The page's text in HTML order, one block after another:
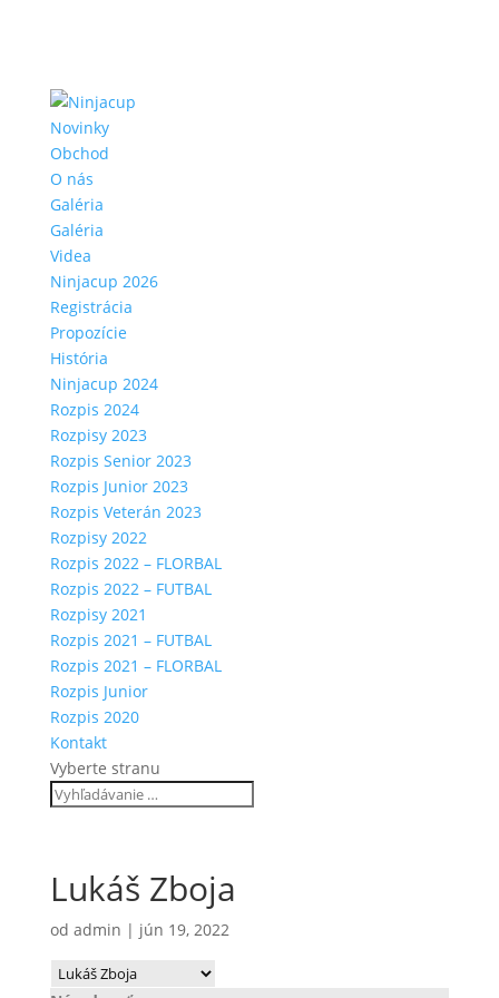
Novinky
Obchod
O nás
Galéria
Galéria
Videa
Ninjacup 2026
Registrácia
Propozície
História
Ninjacup 2024
Rozpis 2024
Rozpisy 2023
Rozpis Senior 2023
Rozpis Junior 2023
Rozpis Veterán 2023
Rozpisy 2022
Rozpis 2022 – FLORBAL
Rozpis 2022 – FUTBAL
Rozpisy 2021
Rozpis 2021 – FUTBAL
Rozpis 2021 – FLORBAL
Rozpis Junior
Rozpis 2020
Kontakt
Vyberte stranu
Lukáš Zboja
od admin | jún 19, 2022